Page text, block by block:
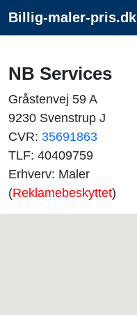
Billig-maler-pris.dk
NB Services
Gråstenvej 59 A
9230 Svenstrup J
CVR: 35691863
TLF: 40409759
Erhverv: Maler
(Reklamebeskyttet)